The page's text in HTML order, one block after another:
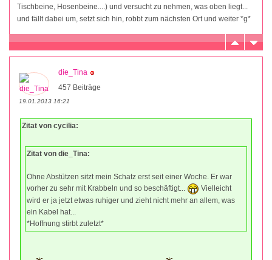
Tischbeine, Hosenbeine....) und versucht zu nehmen, was oben liegt...
und fällt dabei um, setzt sich hin, robbt zum nächsten Ort und weiter *g*
die_Tina
457 Beiträge
19.01.2013 16:21
Zitat von cycilia:
Zitat von die_Tina:
Ohne Abstützen sitzt mein Schatz erst seit einer Woche. Er war
vorher zu sehr mit Krabbeln und so beschäftigt...
Vielleicht
wird er ja jetzt etwas ruhiger und zieht nicht mehr an allem, was
ein Kabel hat...
*Hoffnung stirbt zuletzt*